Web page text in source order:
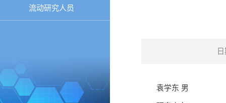
流动研究人员
袁学东 男